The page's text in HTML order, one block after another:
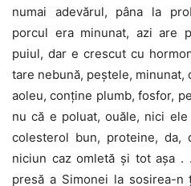
numai adevărul, pâna la
porcul era minunat, azi are
puiul, dar e crescut cu
tare nebună, peștele, minunat,
aoleu, conține plumb, fosfor,
nu că e poluat, ouăle, nici
colesterol bun, proteine,
niciun caz omletă și tot așa .
presă a Simonei la sosirea-